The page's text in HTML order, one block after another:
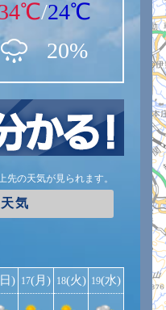
/24℃
20%
の天気が見られます。
気
) 17(月) 18(火) 19(水)